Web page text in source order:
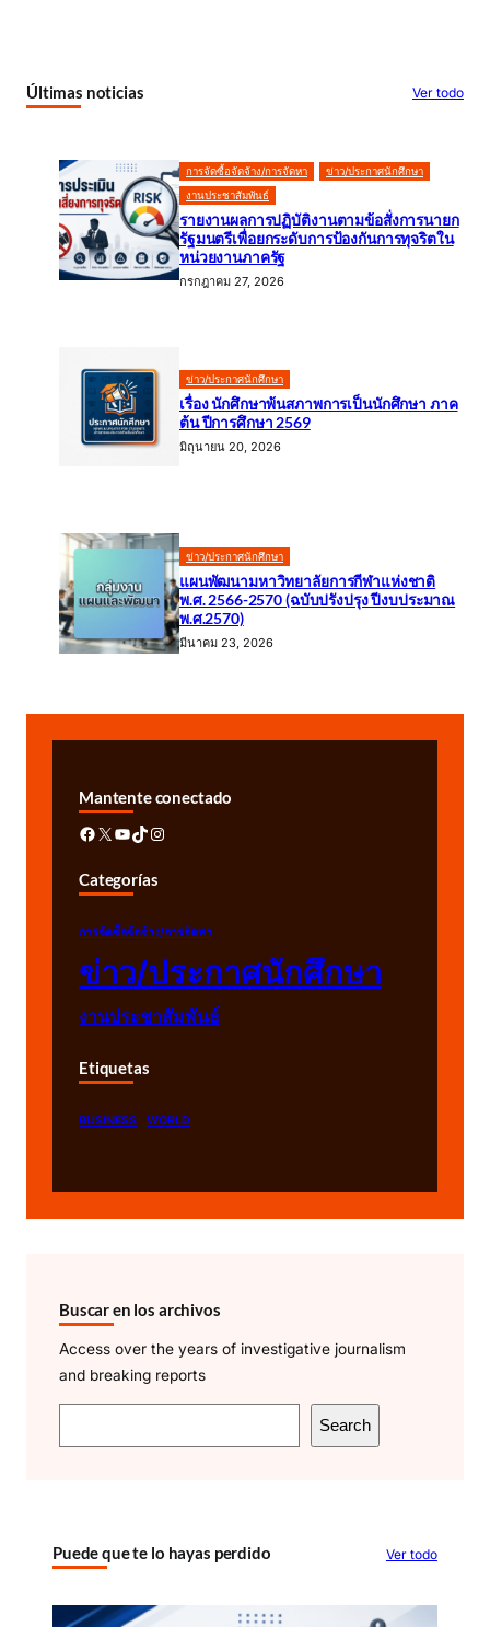
Últimas noticias Ver todo
การจัดซื้อจัดจ้าง/การจัดหา
ข่าว/ประกาศนักศึกษา
งานประชาสัมพันธ์
รายงานผลการปฏิบัติงานตามข้อสั่งการนายก
รัฐมนตรีเพื่อยกระดับการป้องกันการทุจริตใน
หน่วยงานภาครัฐ
กรกฎาคม 27, 2026
ข่าว/ประกาศนักศึกษา
เรื่อง นักศึกษาพ้นสภาพการเป็นนักศึกษา ภาค
ต้น ปีการศึกษา 2569
มิถุนายน 20, 2026
ข่าว/ประกาศนักศึกษา
แผนพัฒนามหาวิทยาลัยการกีฬาแห่งชาติ
พ.ศ. 2566-2570 (ฉบับปรังปรุง ปีงบประมาณ
พ.ศ.2570)
มีนาคม 23, 2026
Mantente conectado
Facebook X YouTube TikTok Instagram
Categorías
การจัดซื้อจัดจ้าง/การจัดหา
ข่าว/ประกาศนักศึกษา
งานประชาสัมพันธ์
Etiquetas
BUSINESS WORLD
Buscar en los archivos
Access over the years of investigative journalism
and breaking reports
e
h
Search
Puede que te lo hayas perdido Ver todo